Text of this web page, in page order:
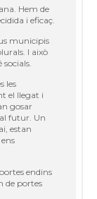
Hem de
i eficaç.
municipis
I això
socials.
les
el llegat i
gosar
futur. Un
estan
ens
endins
de portes